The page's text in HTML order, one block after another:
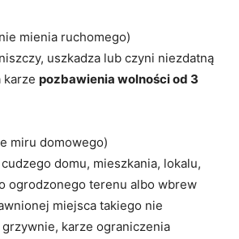
mienia ruchomego)
uszkadza lub czyni niezdatną
karze pozbawienia wolności od 3
miru domowego)
domu, mieszkania, lokalu,
ogrodzonego terenu albo wbrew
miejsca takiego nie
karze ograniczenia